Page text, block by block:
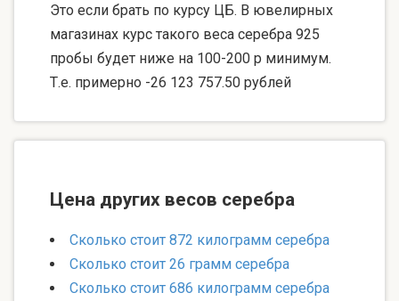
Это если брать по курсу ЦБ. В ювелирных
магазинах курс такого веса серебра 925
пробы будет ниже на 100-200 р минимум.
Т.е. примерно -26 123 757.50 рублей
Цена других весов серебра
Сколько стоит 872 килограмм серебра
Сколько стоит 26 грамм серебра
Сколько стоит 686 килограмм серебра